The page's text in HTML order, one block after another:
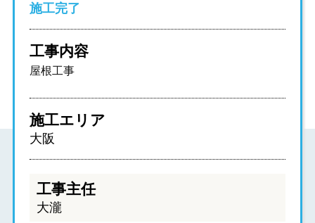
施工完了
工事内容
屋根工事
施工エリア
大阪
工事主任
大瀧